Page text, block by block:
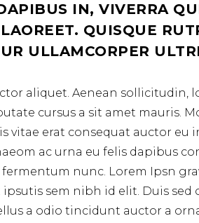
IN, VIVERRA
QUISQUE
ULLAMCORPER
aliquet. Aenean
cursus a sit amet mauris.
vitae erat consequat auctor
ac urna eu felis dapibus
nunc. Lorem Ipsn
sem nibh id elit. Duis
a odio tincidunt auctor a